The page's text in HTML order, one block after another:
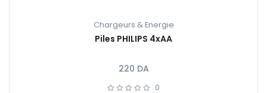
Chargeurs & Energie
Piles PHILIPS 4xAA
220 DA
0